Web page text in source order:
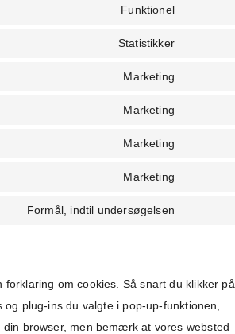
Funktionel
Statistikker
Marketing
Marketing
Marketing
Marketing
Formål, indtil undersøgelsen
om cookies. Så snart du klikker på
plug-ins du valgte i pop-up-funktionen,
browser, men bemærk at vores websted